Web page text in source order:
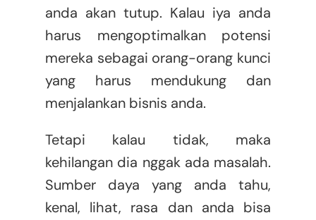
anda akan tutup. Kalau iya anda
harus mengoptimalkan potensi
mereka sebagai orang-orang kunci
yang harus mendukung dan
menjalankan bisnis anda.
Tetapi kalau tidak, maka
kehilangan dia nggak ada masalah.
Sumber daya yang anda tahu,
kenal, lihat, rasa dan anda bisa